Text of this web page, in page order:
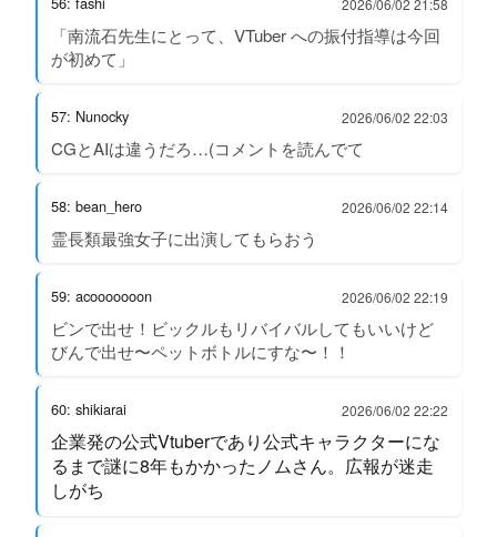
「南流石先生にとって、VTuber への振付指導は今回
が初めて」
57: Nunocky 2026/06/02 22:03
CGとAIは違うだろ…(コメントを読んでて
58: bean_hero 2026/06/02 22:14
霊長類最強女子に出演してもらおう
59: acooooooon 2026/06/02 22:19
ビンで出せ！ビックルもリバイバルしてもいいけど
びんで出せ〜ペットボトルにすな〜！！
60: shikiarai 2026/06/02 22:22
企業発の公式Vtuberであり公式キャラクターにな
るまで謎に8年もかかったノムさん。広報が迷走
しがち